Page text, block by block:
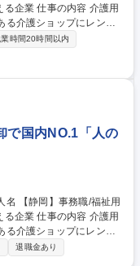
容 介護用
る介護ショップにレンタ
す。営業のサポート業務
の営業成績に貢献できる
けでなく、人と接するこ
ていけることがやりがい
出していけるのが、この
ただし本人の希望がある
/
支える企業
業時間20時間以内
で国内NO.1「人の
容 介護用
る介護ショップにレンタ
ポート業務から顧客対応
退職金あり